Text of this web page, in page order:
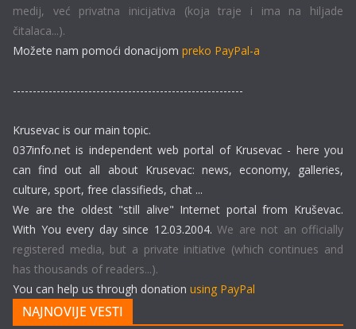
medij, već privatna inicijativa (koja traje i ima na hiljade
čitalaca...).
Možete nam pomoći donacijom preko PayPal-a
----------------------------------------------------------
Krusevac is our main topic.
037info.net is independent web portal of Krusevac - here you
can find out all about Krusevac: news, economy, galleries,
culture, sport, free classifieds, chat ...
We are the oldest "still alive" Internet portal from Kruševac.
With You every day since 12.03.2004. We are not an officially
registered media, but a private initiative (which continues and
has thousands of readers...).
You can help us through donation using PayPal
NAJNOVIJE VESTI